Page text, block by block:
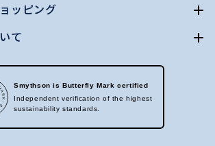
ッピング
て
Smythson is Butterfly Mark certified
Independent verification of the highest
sustainability standards.